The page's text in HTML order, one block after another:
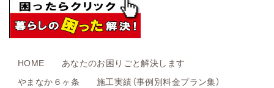
HOME
あなたのお困りごと解決します
やまなか６ヶ条
施工実績（事例別料金プラン集）